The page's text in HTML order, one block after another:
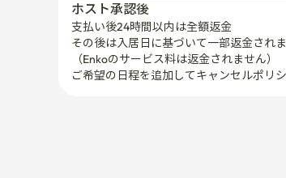
ホスト承認後
支払い後24時間以内は全額返金
その後は入居日に基づいて一部返金されま
（Enkoのサービス料は返金されません）
ご希望の日程を追加してキャンセルポリ